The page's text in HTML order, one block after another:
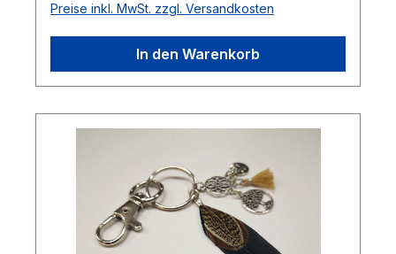
Preise inkl. MwSt. zzgl. Versandkosten
In den Warenkorb